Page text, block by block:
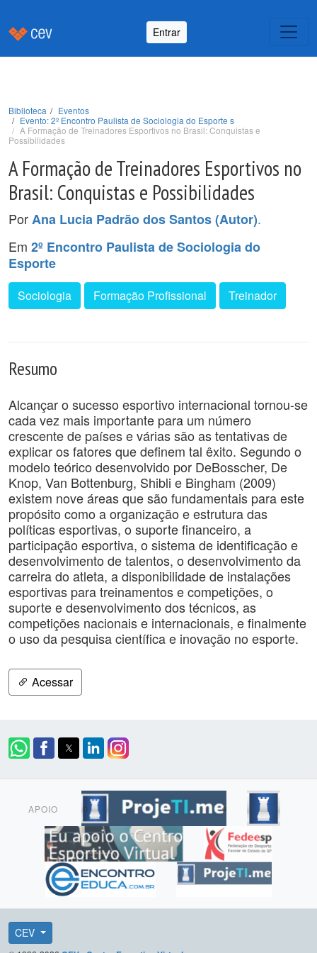
Entrar
Biblioteca
Eventos
Evento: 2º Encontro Paulista de Sociologia do Esporte s
A Formação de Treinadores Esportivos no Brasil: Conquistas e
Possibilidades
A Formação de Treinadores Esportivos no
Brasil: Conquistas e Possibilidades
PorAna Lucia Padrão dos Santos (Autor).
Em 2º Encontro Paulista de Sociologia do
Esporte
Sociologia Formação Profissional Treinador
Resumo
Alcançar o sucesso esportivo internacional tornou-se
cada vez mais importante para um número
crescente de países e várias são as tentativas de
explicar os fatores que definem tal êxito. Segundo o
modelo teórico desenvolvido por DeBosscher, De
Knop, Van Bottenburg, Shibli e Bingham (2009)
existem nove áreas que são fundamentais para este
propósito como a organização e estrutura das
políticas esportivas, o suporte financeiro, a
participação esportiva, o sistema de identificação e
desenvolvimento de talentos, o desenvolvimento da
carreira do atleta, a disponibilidade de instalações
esportivas para treinamentos e competições, o
suporte e desenvolvimento dos técnicos, as
competições nacionais e internacionais, e finalmente
o uso da pesquisa científica e inovação no esporte.
Acessar
APOIO
CEV